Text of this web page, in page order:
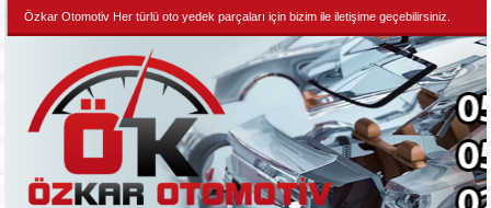
Özkar Otomotiv Her türlü oto yedek parçaları için bizim ile iletişime geçebilirsiniz.